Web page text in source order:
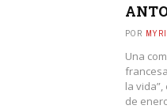
POR
Una
la
de